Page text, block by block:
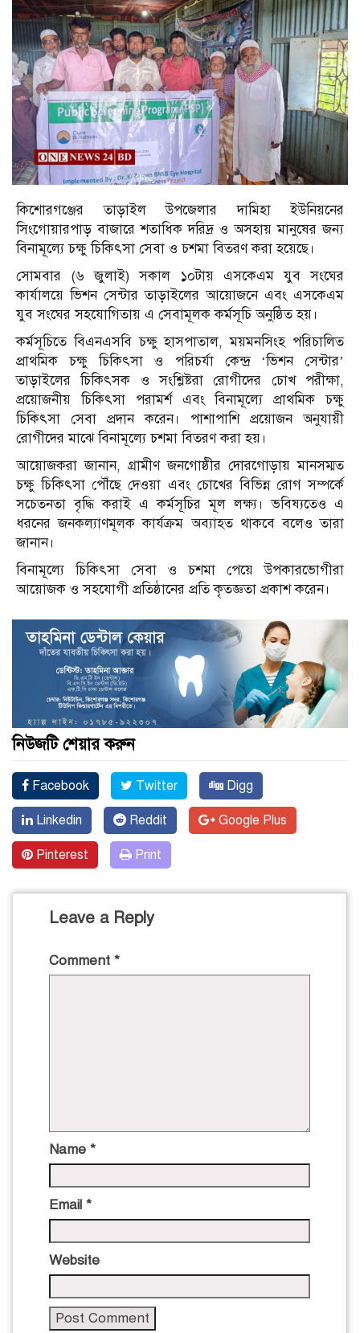
কিশোরগঞ্জের তাড়াইল উপজেলার দামিহা ইউনিয়নের
সিংগোয়ারপাড় বাজারে শতাধিক দরিদ্র ও অসহায় মানুষের জন্য
বিনামূল্যে চক্ষু চিকিৎসা সেবা ও চশমা বিতরণ করা হয়েছে।
সোমবার (৬ জুলাই) সকাল ১০টায় এসকেএম যুব সংঘের
কার্যালয়ে ভিশন সেন্টার তাড়াইলের আয়োজনে এবং এসকেএম
যুব সংঘের সহযোগিতায় এ সেবামূলক কর্মসূচি অনুষ্ঠিত হয়।
কর্মসূচিতে বিএনএসবি চক্ষু হাসপাতাল, ময়মনসিংহ পরিচালিত
প্রাথমিক চক্ষু চিকিৎসা ও পরিচর্যা কেন্দ্র ‘ভিশন সেন্টার’
তাড়াইলের চিকিৎসক ও সংশ্লিষ্টরা রোগীদের চোখ পরীক্ষা,
প্রয়োজনীয় চিকিৎসা পরামর্শ এবং বিনামূল্যে প্রাথমিক চক্ষু
চিকিৎসা সেবা প্রদান করেন। পাশাপাশি প্রয়োজন অনুযায়ী
রোগীদের মাঝে বিনামূল্যে চশমা বিতরণ করা হয়।
আয়োজকরা জানান, গ্রামীণ জনগোষ্ঠীর দোরগোড়ায় মানসম্মত
চক্ষু চিকিৎসা পৌঁছে দেওয়া এবং চোখের বিভিন্ন রোগ সম্পর্কে
সচেতনতা বৃদ্ধি করাই এ কর্মসূচির মূল লক্ষ্য। ভবিষ্যতেও এ
ধরনের জনকল্যাণমূলক কার্যক্রম অব্যাহত থাকবে বলেও তারা
জানান।
বিনামূল্যে চিকিৎসা সেবা ও চশমা পেয়ে উপকারভোগীরা
আয়োজক ও সহযোগী প্রতিষ্ঠানের প্রতি কৃতজ্ঞতা প্রকাশ করেন।
নিউজটি শেয়ার করুন
Facebook Twitter Digg
Linkedin Reddit Google Plus
Pinterest Print
Leave a Reply
Comment *
Name *
Email *
Website